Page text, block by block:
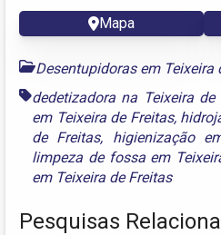
Mapa
Desentupidoras em Teixeira
dedetizadora na Teixeira de
em Teixeira de Freitas,
de Freitas, higienização
limpeza de fossa em
em Teixeira de Freitas
Pesquisas